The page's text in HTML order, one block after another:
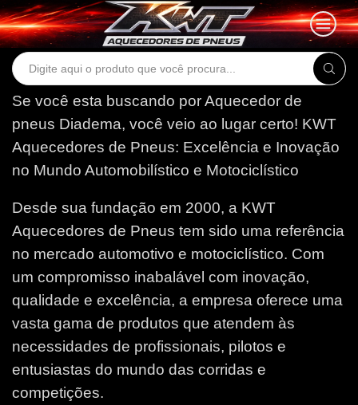
Search
Se você esta buscando por Aquecedor de
pneus Diadema, você veio ao lugar certo! KWT
Aquecedores de Pneus: Excelência e Inovação
no Mundo Automobilístico e Motociclístico
Desde sua fundação em 2000, a KWT
Aquecedores de Pneus tem sido uma referência
no mercado automotivo e motociclístico. Com
um compromisso inabalável com inovação,
qualidade e excelência, a empresa oferece uma
vasta gama de produtos que atendem às
necessidades de profissionais, pilotos e
entusiastas do mundo das corridas e
competições.